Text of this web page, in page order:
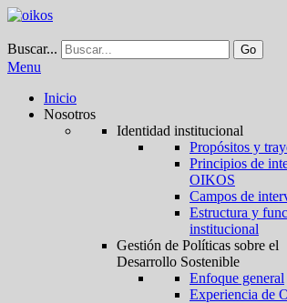
Buscar... Go
Menu
Inicio
Nosotros
Identidad institucional
Propósitos y
Principios de
OIKOS
Campos de
Estructura y
institucional
Gestión de Políticas sobre el
Desarrollo Sostenible
Enfoque general
Experiencia de